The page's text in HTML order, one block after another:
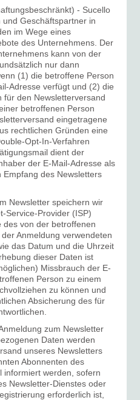
- Sucello
Geschäftspartner in
im Wege eines
des Unternehmens. Der
kann von der
nur dann
(1) die betroffene Person
Adresse verfügt und (2) die
für den Newsletterversand
betroffenen Person
eingetragene
rechtlichen Gründen eine
Opt-In-Verfahren
dient der
der E-Mail-Adresse als
des Newsletters
Newsletter speichern wir
Service-Provider (ISP)
des von der betroffenen
Anmeldung verwendeten
das Datum und die Uhrzeit
dieser Daten ist
Missbrauch der E-
Person zu einem
zu können und
Absicherung des für
zum Newsletter
Daten werden
unseres Newsletters
Abonnenten des
informiert werden, sofern
Newsletter-Dienstes oder
erforderlich ist,